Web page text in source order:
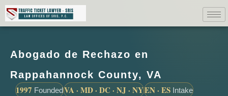
Abogado de Rechazo en
Rappahannock County, VA
1997 FoundedVA · MD · DC · NJ · NYEN · ES Intake